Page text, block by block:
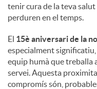
tenir cura de la teva
perduren en el temps.
El 15è aniversari de la
especialment
equip humà que treballa
servei. Aquesta
compromís són,